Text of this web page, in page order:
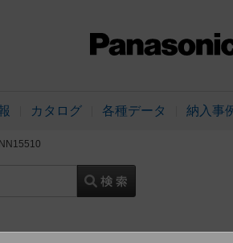
カタログ 各種データ 納入事